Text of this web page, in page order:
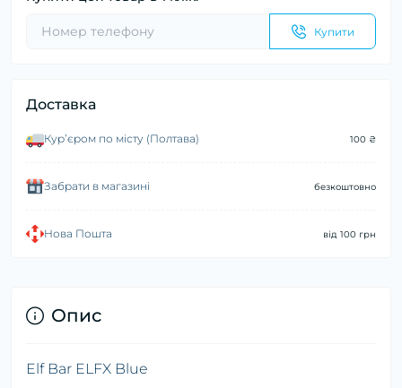
Купити
Доставка
Курʼєром по місту (Полтава) 100 ₴
Забрати в магазині безкоштовно
Нова Пошта від 100 грн
Опис
Elf Bar ELFX Blue